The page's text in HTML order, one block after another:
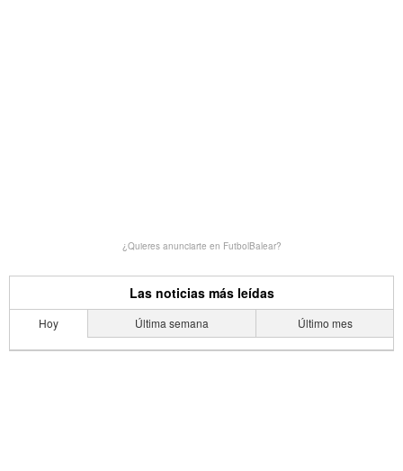
¿Quieres anunciarte en FutbolBalear?
Las noticias más leídas
Hoy Última semana Último mes